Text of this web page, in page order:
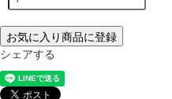
お気に入り商品に登録
シェアする